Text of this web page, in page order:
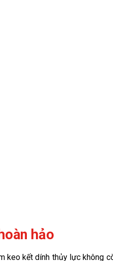
hảo
keo kết dính thủy lực không